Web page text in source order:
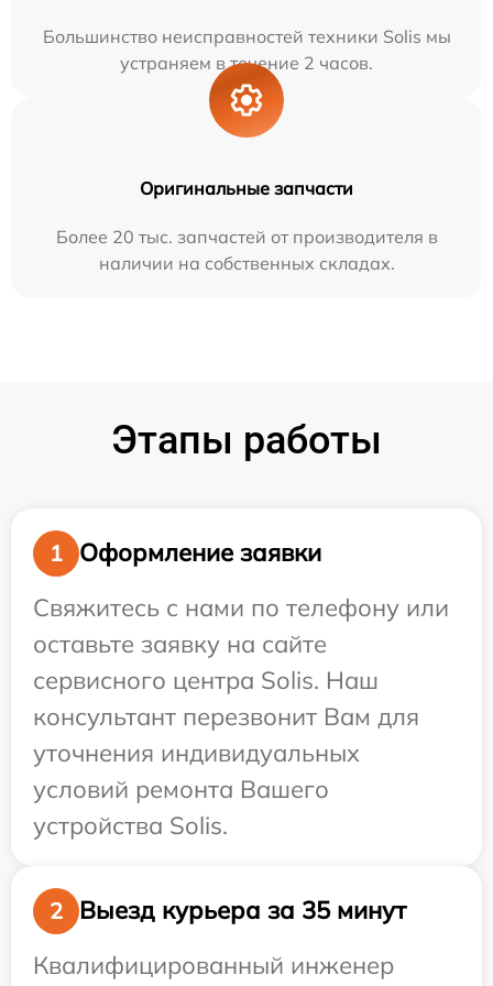
Большинство неисправностей техники Solis мы
устраняем в течение 2 часов.
Оригинальные запчасти
Более 20 тыс. запчастей от производителя в
наличии на собственных складах.
Этапы работы
1
Оформление заявки
Свяжитесь с нами по телефону или
оставьте заявку на сайте
сервисного центра Solis. Наш
консультант перезвонит Вам для
уточнения индивидуальных
условий ремонта Вашего
устройства Solis.
2
Выезд курьера за 35 минут
Квалифицированный инженер